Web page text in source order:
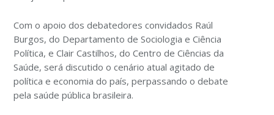
Com o apoio dos debatedores convidados Raúl
Burgos, do Departamento de Sociologia e Ciência
Política, e Clair Castilhos, do Centro de Ciências da
Saúde, será discutido o cenário atual agitado de
política e economia do país, perpassando o debate
pela saúde pública brasileira.